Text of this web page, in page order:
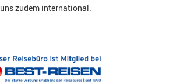
uns zudem international.